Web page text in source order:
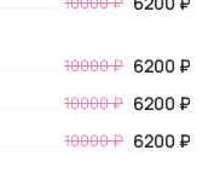
10000 ₽ 6200 ₽
10000 ₽ 6200 ₽
10000 ₽ 6200 ₽